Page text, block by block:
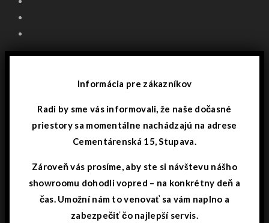
Informácia pre zákazníkov
Radi by sme vás informovali, že naše dočasné
priestory sa momentálne nachádzajú na adrese
Cementárenská 15, Stupava.
Zároveň vás prosíme, aby ste si návštevu nášho
showroomu dohodli vopred – na konkrétny deň a
čas. Umožní nám to venovať sa vám naplno a
zabezpečiť čo najlepší servis.